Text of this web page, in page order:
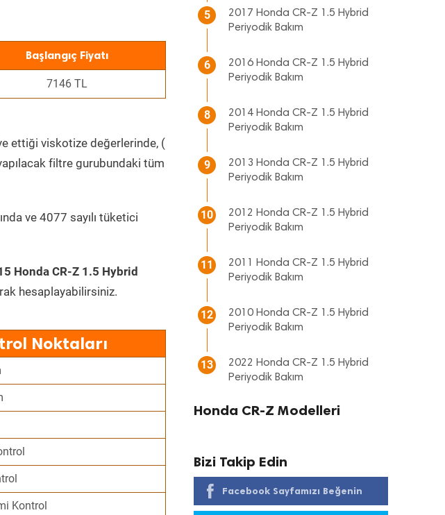
Başlangıç Fiyatı
7146 TL
ettiği viskotize değerlerinde, (
filtre gurubundaki tüm
ve 4077 sayılı tüketici
Honda CR-Z 1.5 Hybrid
hesaplayabilirsiniz.
Noktaları
Kontrol
5
2017 Honda CR-Z 1.5 Hybrid
Periyodik Bakım
6
2016 Honda CR-Z 1.5 Hybrid
Periyodik Bakım
8
2014 Honda CR-Z 1.5 Hybrid
Periyodik Bakım
9
2013 Honda CR-Z 1.5 Hybrid
Periyodik Bakım
10
2012 Honda CR-Z 1.5 Hybrid
Periyodik Bakım
11
2011 Honda CR-Z 1.5 Hybrid
Periyodik Bakım
12
2010 Honda CR-Z 1.5 Hybrid
Periyodik Bakım
13
2022 Honda CR-Z 1.5 Hybrid
Periyodik Bakım
Honda CR-Z Modelleri
Bizi Takip Edin
Facebook Sayfamızı Beğenin